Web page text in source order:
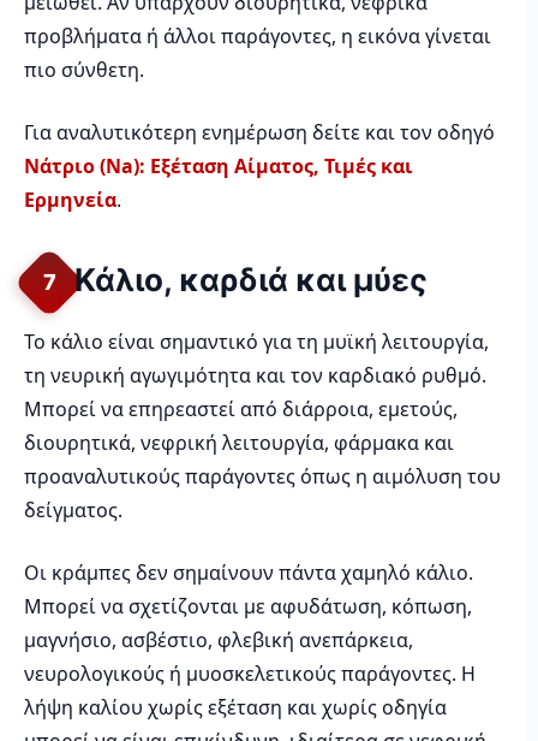
προβλήματα ή άλλοι παράγοντες, η εικόνα γίνεται
πιο σύνθετη.
Για αναλυτικότερη ενημέρωση δείτε και τον οδηγό
Νάτριο (Na): Εξέταση Αίματος, Τιμές και
Ερμηνεία.
7 Κάλιο, καρδιά και μύες
Το κάλιο είναι σημαντικό για τη μυϊκή λειτουργία,
τη νευρική αγωγιμότητα και τον καρδιακό ρυθμό.
Μπορεί να επηρεαστεί από διάρροια, εμετούς,
διουρητικά, νεφρική λειτουργία, φάρμακα και
προαναλυτικούς παράγοντες όπως η αιμόλυση του
δείγματος.
Οι κράμπες δεν σημαίνουν πάντα χαμηλό κάλιο.
Μπορεί να σχετίζονται με αφυδάτωση, κόπωση,
μαγνήσιο, ασβέστιο, φλεβική ανεπάρκεια,
νευρολογικούς ή μυοσκελετικούς παράγοντες. Η
λήψη καλίου χωρίς εξέταση και χωρίς οδηγία